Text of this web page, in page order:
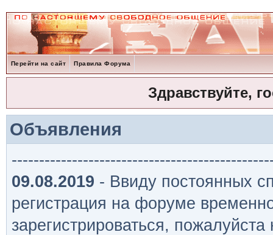
Перейти на сайт Правила Форума
Здравствуйте,
Объявления
09.08.2019 - Ввиду постоянных
регистрация на форуме
зарегистрироваться,